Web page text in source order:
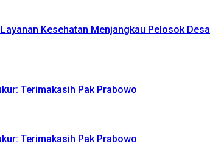
Kesehatan Menjangkau Pelosok Desa
Terimakasih Pak Prabowo
Terimakasih Pak Prabowo